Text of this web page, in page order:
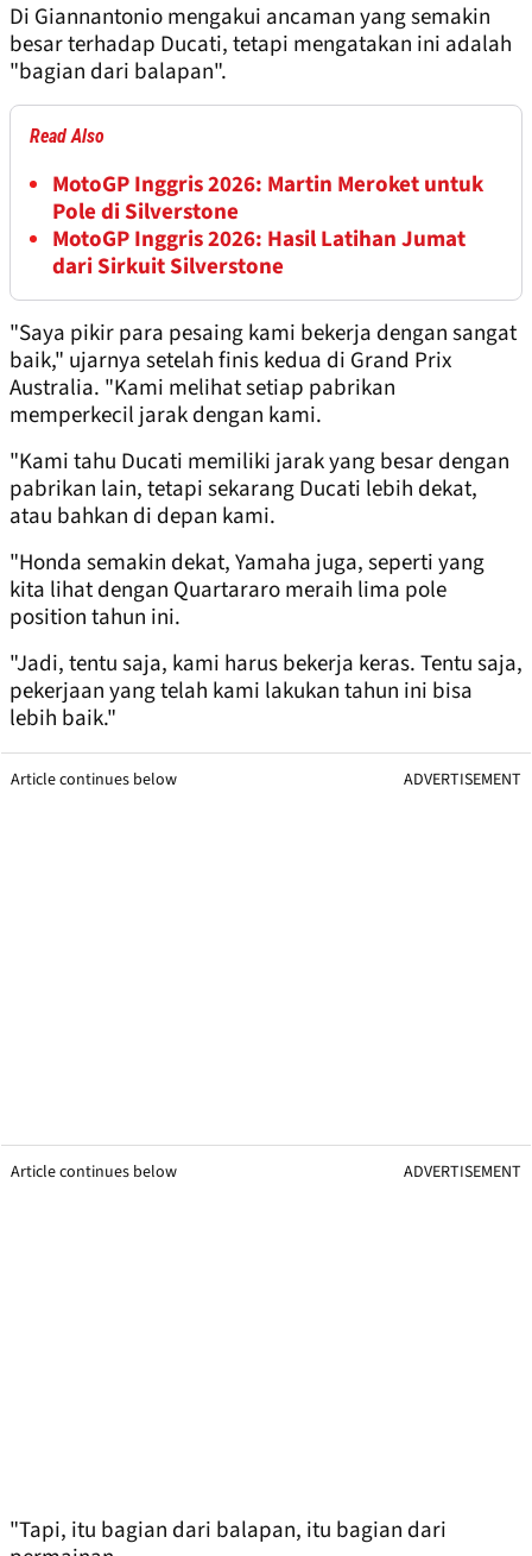
Di Giannantonio mengakui ancaman yang semakin
besar terhadap Ducati, tetapi mengatakan ini adalah
"bagian dari balapan".
Read Also
MotoGP Inggris 2026: Martin Meroket untuk
Pole di Silverstone
MotoGP Inggris 2026: Hasil Latihan Jumat
dari Sirkuit Silverstone
"Saya pikir para pesaing kami bekerja dengan sangat
baik," ujarnya setelah finis kedua di Grand Prix
Australia. "Kami melihat setiap pabrikan
memperkecil jarak dengan kami.
"Kami tahu Ducati memiliki jarak yang besar dengan
pabrikan lain, tetapi sekarang Ducati lebih dekat,
atau bahkan di depan kami.
"Honda semakin dekat, Yamaha juga, seperti yang
kita lihat dengan Quartararo meraih lima pole
position tahun ini.
"Jadi, tentu saja, kami harus bekerja keras. Tentu saja,
pekerjaan yang telah kami lakukan tahun ini bisa
lebih baik."
Article continues below ADVERTISEMENT
Article continues below ADVERTISEMENT
"Tapi, itu bagian dari balapan, itu bagian dari